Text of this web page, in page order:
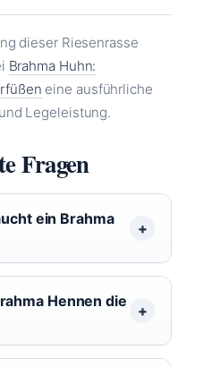
dieser Riesenrasse
Brahma Huhn:
eine ausführliche
Legeleistung.
Fragen
ein Brahma
Hennen die